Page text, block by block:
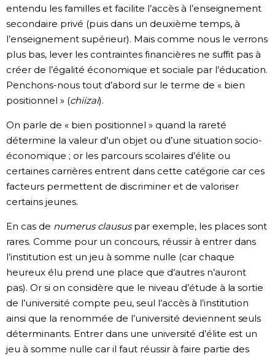
entendu les familles et facilite l’accès à l’enseignement
secondaire privé (puis dans un deuxième temps, à
l’enseignement supérieur). Mais comme nous le verrons
plus bas, lever les contraintes financières ne suffit pas à
créer de l’égalité économique et sociale par l’éducation.
Penchons-nous tout d’abord sur le terme de « bien
positionnel » (chiizai).
On parle de « bien positionnel » quand la rareté
détermine la valeur d’un objet ou d’une situation socio-
économique ; or les parcours scolaires d’élite ou
certaines carrières entrent dans cette catégorie car ces
facteurs permettent de discriminer et de valoriser
certains jeunes.
En cas de numerus claususpar exemple, les places sont
rares. Comme pour un concours, réussir à entrer dans
l’institution est un jeu à somme nulle (car chaque
heureux élu prend une place que d’autres n’auront
pas). Or si on considère que le niveau d’étude à la sortie
de l’université compte peu, seul l’accès à l’institution
ainsi que la renommée de l’université deviennent seuls
déterminants. Entrer dans une université d’élite est un
jeu à somme nulle car il faut réussir à faire partie des